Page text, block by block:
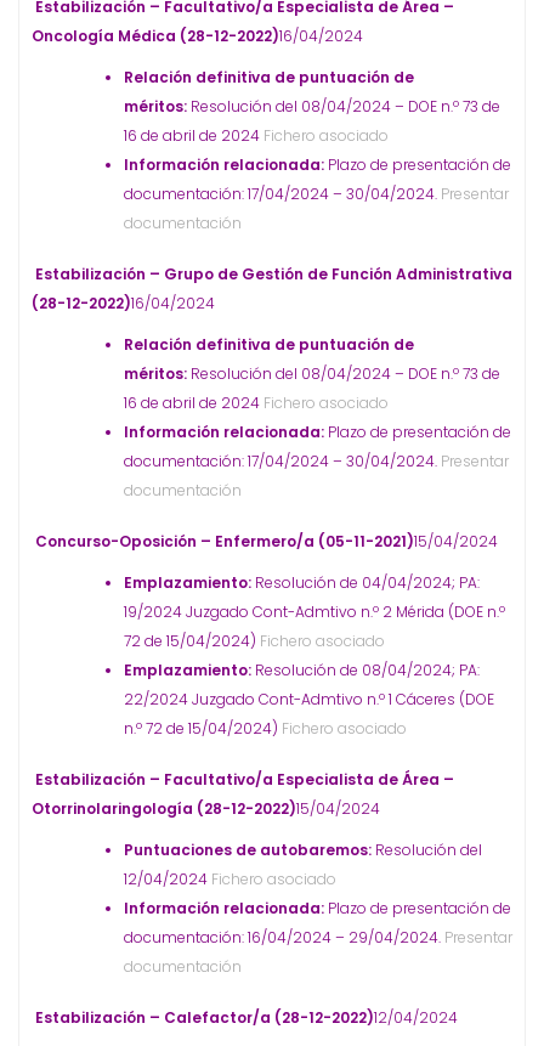
Estabilización – Facultativo/a Especialista de Área –
Oncología Médica (28-12-2022)16/04/2024
Relación definitiva de puntuación de
méritos: Resolución del 08/04/2024 – DOE n.º 73 de
16 de abril de 2024 Fichero asociado
Información relacionada: Plazo de presentación de
documentación: 17/04/2024 – 30/04/2024. Presentar
documentación
Estabilización – Grupo de Gestión de Función Administrativa
(28-12-2022)16/04/2024
Relación definitiva de puntuación de
méritos: Resolución del 08/04/2024 – DOE n.º 73 de
16 de abril de 2024 Fichero asociado
Información relacionada: Plazo de presentación de
documentación: 17/04/2024 – 30/04/2024. Presentar
documentación
Concurso-Oposición – Enfermero/a (05-11-2021)15/04/2024
Emplazamiento: Resolución de 04/04/2024; PA:
19/2024 Juzgado Cont-Admtivo n.º 2 Mérida (DOE n.º
72 de 15/04/2024) Fichero asociado
Emplazamiento: Resolución de 08/04/2024; PA:
22/2024 Juzgado Cont-Admtivo n.º 1 Cáceres (DOE
n.º 72 de 15/04/2024) Fichero asociado
Estabilización – Facultativo/a Especialista de Área –
Otorrinolaringología (28-12-2022)15/04/2024
Puntuaciones de autobaremos: Resolución del
12/04/2024 Fichero asociado
Información relacionada: Plazo de presentación de
documentación: 16/04/2024 – 29/04/2024. Presentar
documentación
Estabilización – Calefactor/a (28-12-2022)12/04/2024